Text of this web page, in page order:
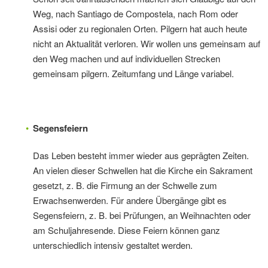
Weg, nach Santiago de Compostela, nach Rom oder
Assisi oder zu regionalen Orten. Pilgern hat auch heute
nicht an Aktualität verloren. Wir wollen uns gemeinsam auf
den Weg machen und auf individuellen Strecken
gemeinsam pilgern. Zeitumfang und Länge variabel.
Segensfeiern
Das Leben besteht immer wieder aus geprägten Zeiten.
An vielen dieser Schwellen hat die Kirche ein Sakrament
gesetzt, z. B. die Firmung an der Schwelle zum
Erwachsenwerden. Für andere Übergänge gibt es
Segensfeiern, z. B. bei Prüfungen, an Weihnachten oder
am Schuljahresende. Diese Feiern können ganz
unterschiedlich intensiv gestaltet werden.